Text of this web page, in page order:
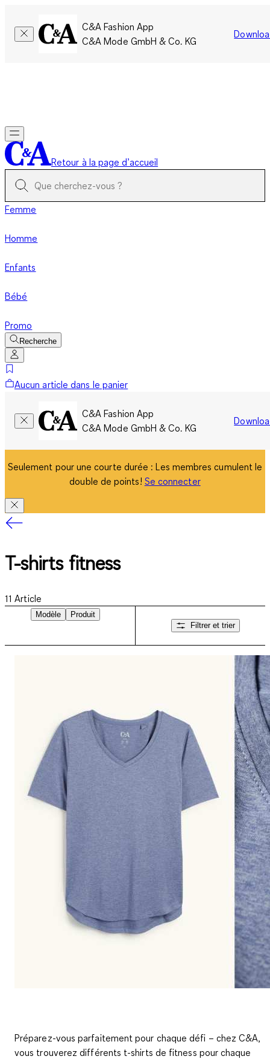
C&A Fashion App
C&A Mode GmbH & Co. KG
Retour à la page d’accueil
Femme
Homme
Enfants
Bébé
Promo
Recherche
Aucun article dans le panier
C&A Fashion App
C&A Mode GmbH & Co. KG
Seulement pour une courte durée : Les membres cumulent le
double de points! Se connecter
T-shirts fitness
11 Article
Modèle
Produit
Filtrer et trier
Préparez-vous parfaitement pour chaque défi – chez C&A,
vous trouverez différents t-shirts de fitness pour chaque